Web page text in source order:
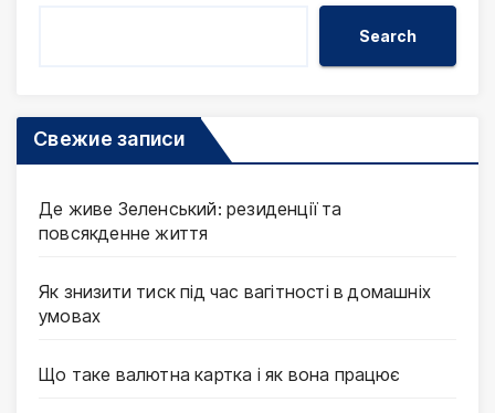
Search
Свежие записи
Де живе Зеленський: резиденції та
повсякденне життя
Як знизити тиск під час вагітності в домашніх
умовах
Що таке валютна картка і як вона працює